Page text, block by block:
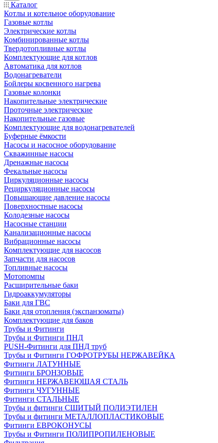
Каталог
Котлы и котельное оборудование
Газовые котлы
Электрические котлы
Комбинированные котлы
Твердотопливные котлы
Комплектующие для котлов
Автоматика для котлов
Водонагреватели
Бойлеры косвенного нагрева
Газовые колонки
Накопительные электрические
Проточные электрические
Накопительные газовые
Комплектующие для водонагревателей
Буферные ёмкости
Насосы и насосное оборудование
Скважинные насосы
Дренажные насосы
Фекальные насосы
Циркуляционные насосы
Рециркуляционные насосы
Повышающие давление насосы
Поверхностные насосы
Колодезные насосы
Насосные станции
Канализационные насосы
Вибрационные насосы
Комплектующие для насосов
Запчасти для насосов
Топливные насосы
Мотопомпы
Расширительные баки
Гидроаккумуляторы
Баки для ГВС
Баки для отопления (экспанзоматы)
Комплектующие для баков
Трубы и Фитинги
Трубы и Фитинги ПНД
PUSH-Фитинги для ПНД труб
Трубы и Фитинги ГОФРОТРУБЫ НЕРЖАВЕЙКА
Фитинги ЛАТУННЫЕ
Фитинги БРОНЗОВЫЕ
Фитинги НЕРЖАВЕЮЩАЯ СТАЛЬ
Фитинги ЧУГУННЫЕ
Фитинги СТАЛЬНЫЕ
Трубы и фитинги СШИТЫЙ ПОЛИЭТИЛЕН
Трубы и фитинги МЕТАЛЛОПЛАСТИКОВЫЕ
Фитинги ЕВРОКОНУСЫ
Трубы и Фитинги ПОЛИПРОПИЛЕНОВЫЕ